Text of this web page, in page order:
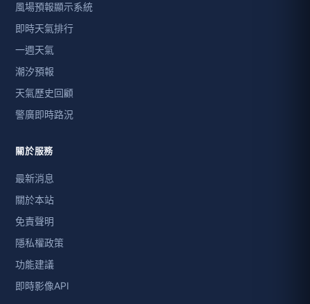
風場預報顯示系統
即時天氣排行
一週天氣
潮汐預報
天氣歷史回顧
警廣即時路況
關於服務
最新消息
關於本站
免責聲明
隱私權政策
功能建議
即時影像API